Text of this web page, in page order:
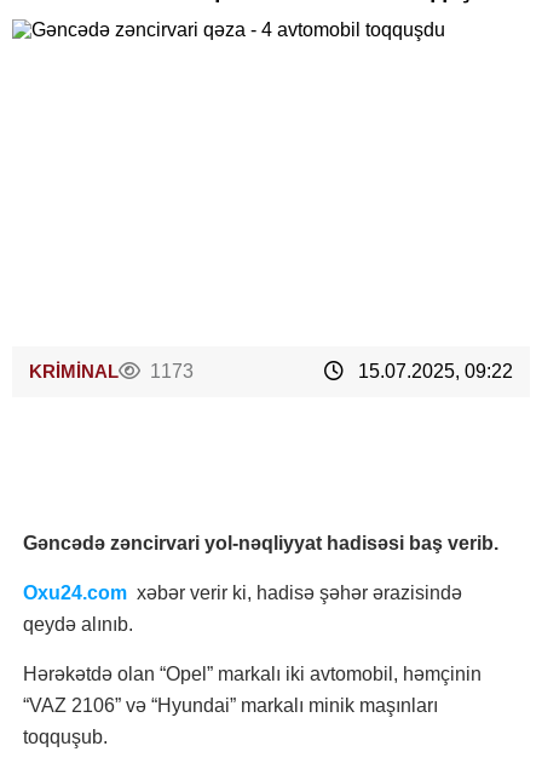
KRİMİNAL 1173 15.07.2025, 09:22
Gəncədə zəncirvari yol-nəqliyyat hadisəsi baş verib.
Oxu24.com xəbər verir ki, hadisə şəhər ərazisində
qeydə alınıb.
Hərəkətdə olan “Opel” markalı iki avtomobil, həmçinin
“VAZ 2106” və “Hyundai” markalı minik maşınları
toqquşub.